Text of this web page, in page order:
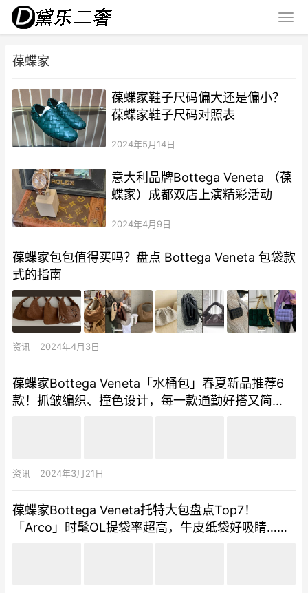
葆蝶家
葆蝶家鞋子尺码偏大还是偏小？
葆蝶家鞋子尺码对照表
2024年5月14日
意大利品牌Bottega Veneta （葆
蝶家）成都双店上演精彩活动
2024年4月9日
葆蝶家包包值得买吗？盘点 Bottega Veneta 包袋款
式的指南
资讯 2024年4月3日
葆蝶家Bottega Veneta「水桶包」春夏新品推荐6
款！抓皱编织、撞色设计，每一款通勤好搭又简
资讯 2024年3月21日
葆蝶家Bottega Veneta托特大包盘点Top7！
「Arco」时髦OL提袋率超高，牛皮纸袋好吸睛…每